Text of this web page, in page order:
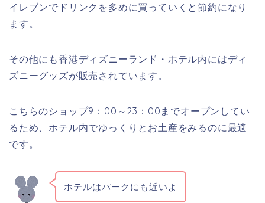
イレブンでドリンクを多めに買っていくと節約になり
ます。
その他にも香港ディズニーランド・ホテル内にはディ
ズニーグッズが販売されています。
こちらのショップ9：00～23：00までオープンしてい
るため、ホテル内でゆっくりとお土産をみるのに最適
です。
ホテルはパークにも近いよ